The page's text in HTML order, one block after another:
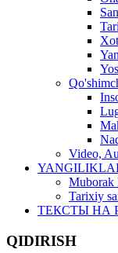
Video,
Muborak
Tarixiy
ТЕКСТЫ НА
QIDIRISH